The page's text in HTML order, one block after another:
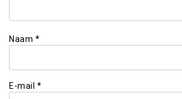
Naam *
E-mail *